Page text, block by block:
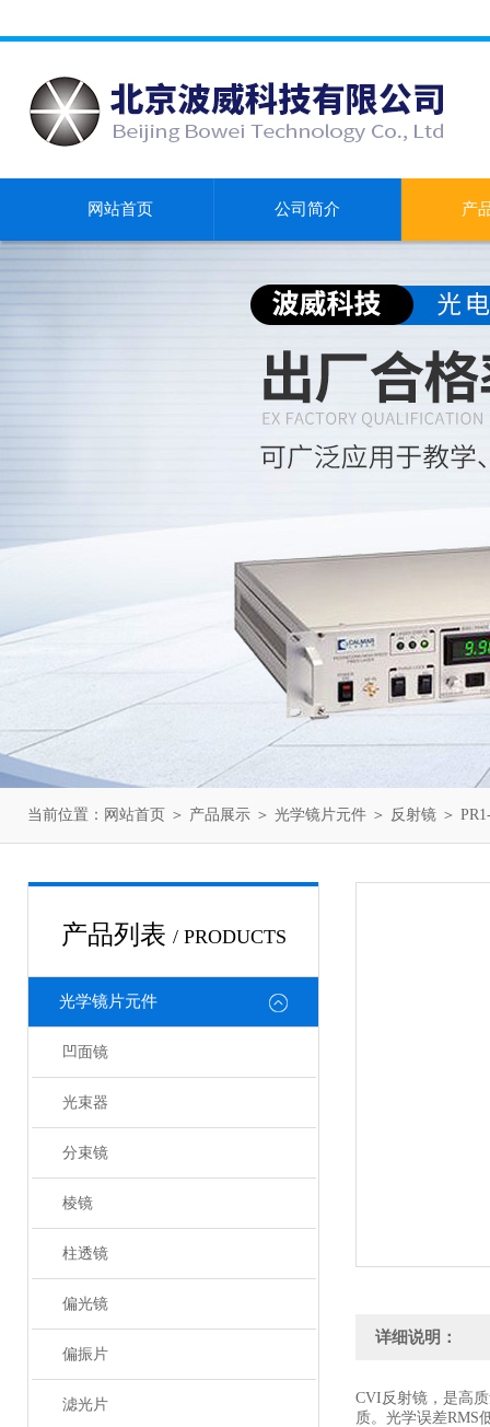
网站首页 公司简介 产
当前位置： 网站首页 ＞ 产品展示 ＞ 光学镜片元件 ＞ 反射镜 ＞
产品列表 / PRODUCTS
光学镜片元件
凹面镜
光束器
分束镜
棱镜
柱透镜
偏光镜
偏振片
滤光片
详细说明：
CVI反射镜，是高
质。光学误差RMS